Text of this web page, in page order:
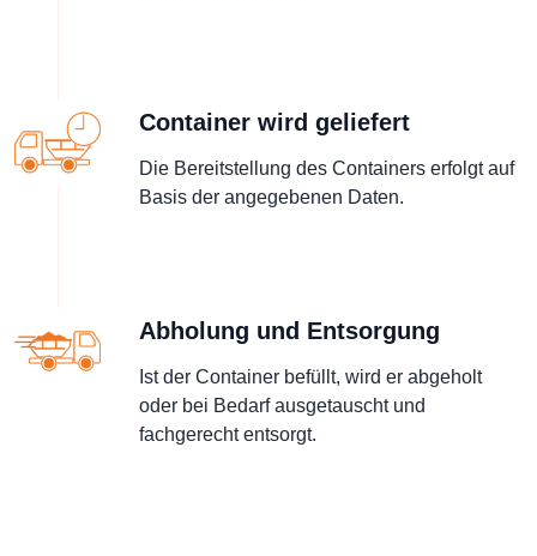
Container wird geliefert
Die Bereitstellung des Containers erfolgt auf
Basis der angegebenen Daten.
Abholung und Entsorgung
Ist der Container befüllt, wird er abgeholt
oder bei Bedarf ausgetauscht und
fachgerecht entsorgt.